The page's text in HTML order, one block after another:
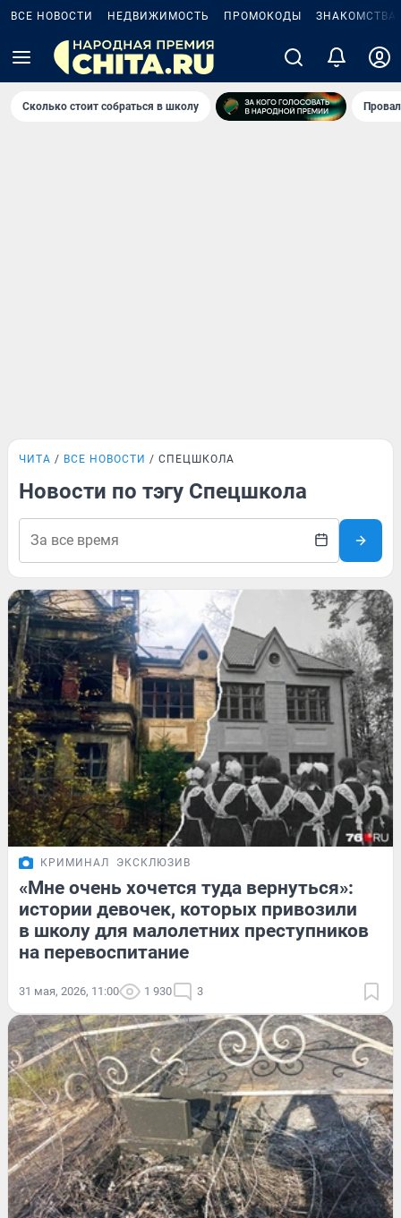
ВСЕ НОВОСТИ НЕДВИЖИМОСТЬ ПРОМОКОДЫ ЗНАКОМСТВА
Сколько стоит собраться в школу
ЧИТА ВСЕ НОВОСТИ СПЕЦШКОЛА
Новости по тэгу Спецшкола
КРИМИНАЛ ЭКСКЛЮЗИВ
«Мне очень хочется туда вернуться»:
истории девочек, которых привозили
в школу для малолетних преступников
на перевоспитание
31 мая, 2026, 11:00 1 930 3